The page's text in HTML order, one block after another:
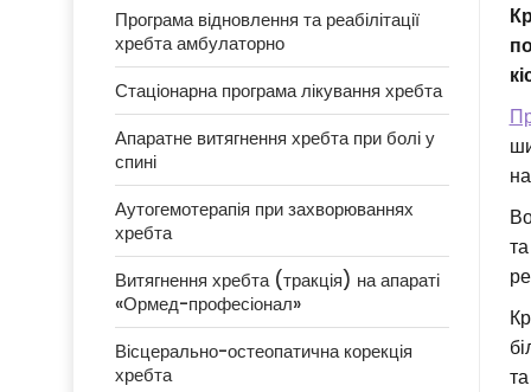
Програма відновлення та реабілітації
хребта амбулаторно
Стаціонарна програма лікування хребта
Апаратне витягнення хребта при болі у
спині
Аутогемотерапія при захворюваннях
хребта
Витягнення хребта (тракція) на апараті
«Ормед-професіонал»
Вісцерально-остеопатична корекція
хребта